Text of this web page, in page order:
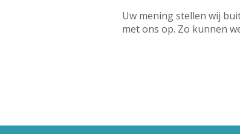
Uw mening stellen wij
met ons op. Zo kunnen